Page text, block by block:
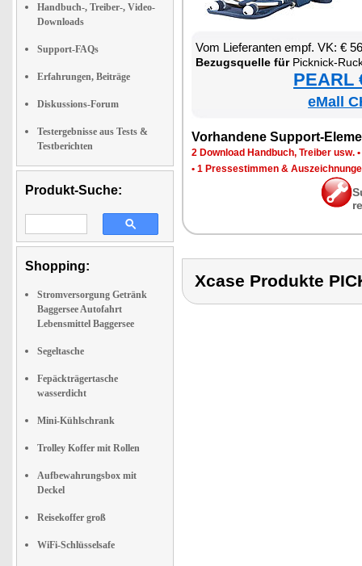
Handbuch-, Treiber-, Video-
Downloads
Support-FAQs
Erfahrungen, Beiträge
Diskussions-Forum
Testergebnisse aus Tests &
Testberichten
Produkt-Suche:
Shopping:
Stromversorgung Getränk
Baggersee Autofahrt
Lebensmittel Baggersee
Segeltasche
Fepäckträgertasche
wasserdicht
Mini-Kühlschrank
Trolley Koffer mit Rollen
Aufbewahrungsbox mit
Deckel
Reisekoffer groß
WiFi-Schlüsselsafe
Vom Lie­fe­ran­ten empf. VK: €
Be­zugs­quel­le fürPick­nick-
PEARL
eMall
Vor­han­de­ne Sup­port-
2 Down­load Hand­buch, Trei­ber usw. •
• 1 Pres­se­stim­men &
Xcase Produkte